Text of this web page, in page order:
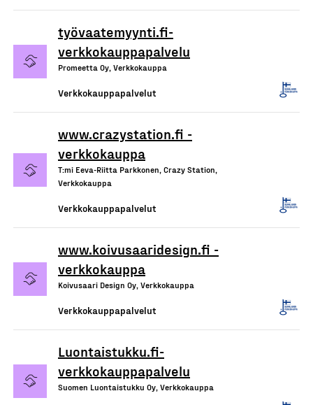
työvaatemyynti.fi-
verkkokauppapalvelu
Promeetta Oy, Verkkokauppa
Verkkokauppapalvelut
www.crazystation.fi -
verkkokauppa
T:mi Eeva-Riitta Parkkonen, Crazy Station,
Verkkokauppa
Verkkokauppapalvelut
www.koivusaaridesign.fi -
verkkokauppa
Koivusaari Design Oy, Verkkokauppa
Verkkokauppapalvelut
Luontaistukku.fi-
verkkokauppapalvelu
Suomen Luontaistukku Oy, Verkkokauppa